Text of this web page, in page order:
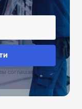
соглашаетесь с